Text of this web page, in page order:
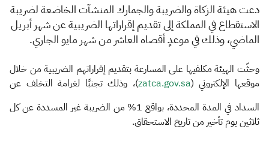
​​​​​دعت هيئة الزكاة والضريبة والجمارك المنشآت الخاضعة لضريبة
الاستقطاع في المملكة إلى تقديم إقراراتها الضريبية عن شهر أبريل
الماضي، وذلك في موعدٍ أقصاه العاشر من شهر مايو الجاري.
وحثّت الهيئة مكلفيها على المسارعة بتقديم إقراراتهم الضريبية من خلال
موقعها الإلكتروني (zatca.gov.sa)، وذلك تجنبًا لغرامة التخلف عن
السداد في المدة المحددة، بواقع 1% من الضريبة غير المسددة عن كل
ثلاثين يوم تأخير من تاريخ الاستحقاق.